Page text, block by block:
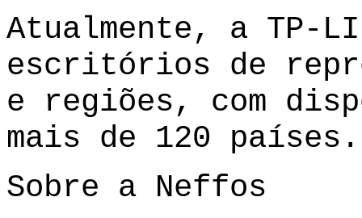
Atualmente, a TP-
escritórios de
e regiões, com
mais de 120 países.
Sobre a Neffos